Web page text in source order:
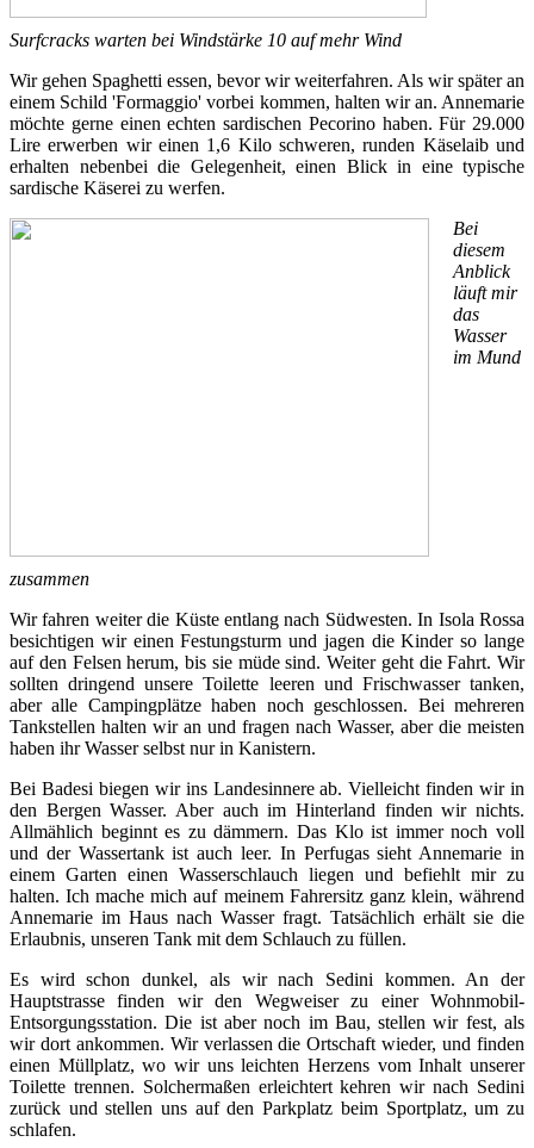
Surfcracks warten bei Windstärke 10 auf mehr Wind
Wir gehen Spaghetti essen, bevor wir weiterfahren. Als wir später an
einem Schild 'Formaggio' vorbei kommen, halten wir an. Annemarie
möchte gerne einen echten sardischen Pecorino haben. Für 29.000
Lire erwerben wir einen 1,6 Kilo schweren, runden Käselaib und
erhalten nebenbei die Gelegenheit, einen Blick in eine typische
sardische Käserei zu werfen.
Bei
diesem
Anblick
läuft mir
das
Wasser
im Mund
zusammen
Wir fahren weiter die Küste entlang nach Südwesten. In Isola Rossa
besichtigen wir einen Festungsturm und jagen die Kinder so lange
auf den Felsen herum, bis sie müde sind. Weiter geht die Fahrt. Wir
sollten dringend unsere Toilette leeren und Frischwasser tanken,
aber alle Campingplätze haben noch geschlossen. Bei mehreren
Tankstellen halten wir an und fragen nach Wasser, aber die meisten
haben ihr Wasser selbst nur in Kanistern.
Bei Badesi biegen wir ins Landesinnere ab. Vielleicht finden wir in
den Bergen Wasser. Aber auch im Hinterland finden wir nichts.
Allmählich beginnt es zu dämmern. Das Klo ist immer noch voll
und der Wassertank ist auch leer. In Perfugas sieht Annemarie in
einem Garten einen Wasserschlauch liegen und befiehlt mir zu
halten. Ich mache mich auf meinem Fahrersitz ganz klein, während
Annemarie im Haus nach Wasser fragt. Tatsächlich erhält sie die
Erlaubnis, unseren Tank mit dem Schlauch zu füllen.
Es wird schon dunkel, als wir nach Sedini kommen. An der
Hauptstrasse finden wir den Wegweiser zu einer Wohnmobil-
Entsorgungsstation. Die ist aber noch im Bau, stellen wir fest, als
wir dort ankommen. Wir verlassen die Ortschaft wieder, und finden
einen Müllplatz, wo wir uns leichten Herzens vom Inhalt unserer
Toilette trennen. Solchermaßen erleichtert kehren wir nach Sedini
zurück und stellen uns auf den Parkplatz beim Sportplatz, um zu
schlafen.